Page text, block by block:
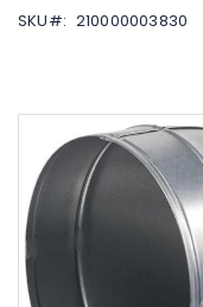
Zum
Ende
der
Bildgalerie
springen
SKU 210000003830